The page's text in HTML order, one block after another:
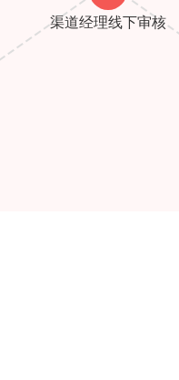
渠道经理线下审核